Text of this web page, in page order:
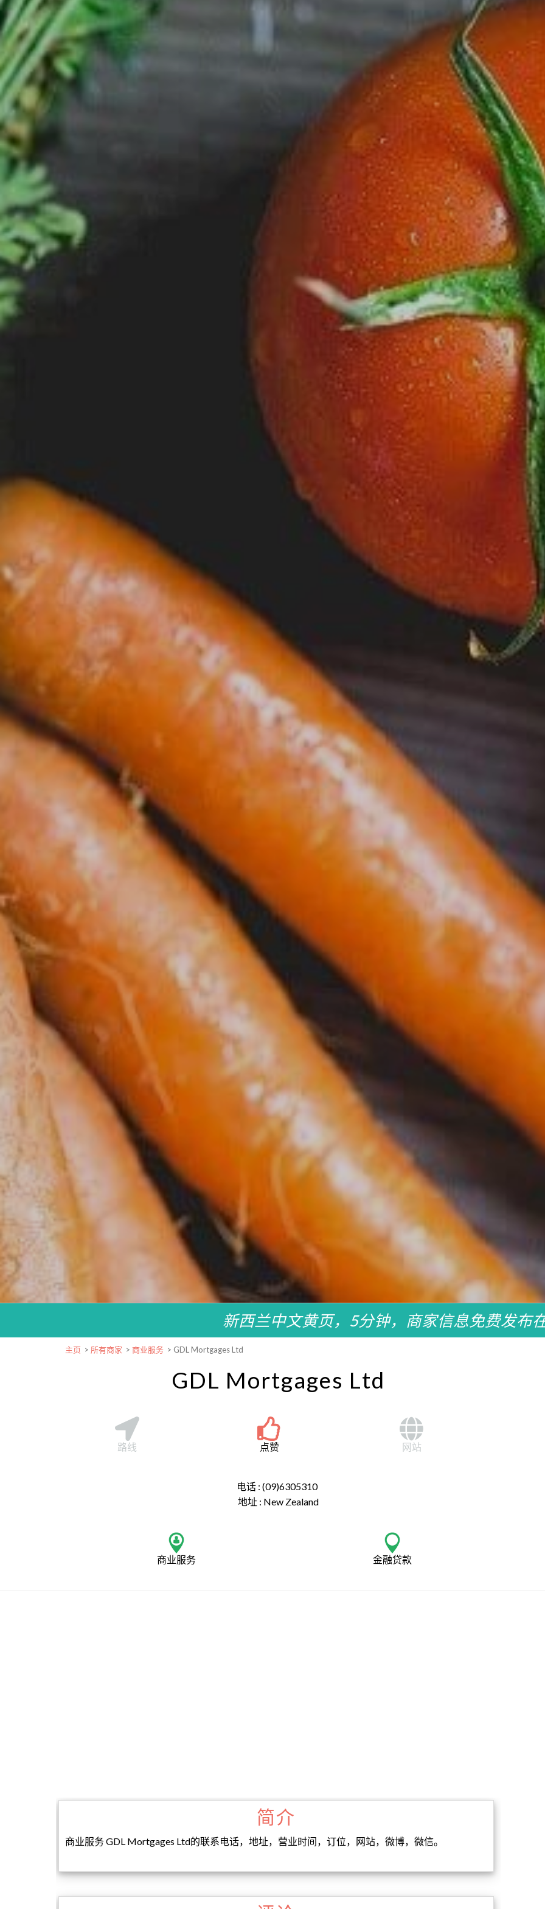
新西兰中文黄页，5分钟，商家信息免费发布
主页 > 所有商家 > 商业服务 > GDL Mortgages Ltd
GDL Mortgages Ltd
路线 点赞 网站
电话 : (09)6305310
地址 : New Zealand
商业服务 金融贷款
简介
商业服务 GDL Mortgages Ltd的联系电话，地址，营业时间，订位，网站，微博，微信。